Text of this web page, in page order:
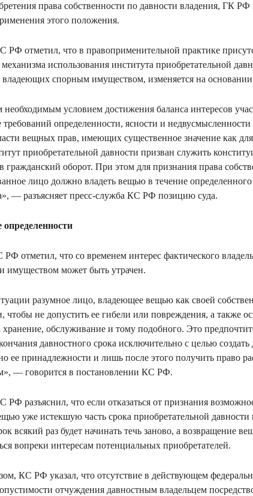
права собственности по давности владения, ГК РФ
этого положения.
РФ отметил, что в правоприменительной практике
использования института приобретательной
владеющих спорным имуществом, изменяется на основании
условием достижения баланса интересов
определенности, ясности и
вещных прав, имеющих существенное значение как
приобретательной давности призван служить
гражданский оборот. При этом для признания права
лицо должно владеть вещью в течение
— разъясняет пресс-служба КС РФ позицию суда.
определенности
РФ отметил, что со временем интерес фактического
имуществом может быть утрачен.
разумное лицо, владеющее вещью как своей
чтобы не допустить ее гибели или повреждения, а также
хранение, обслуживание и тому подобного. Это
давностного срока исключительно с целью создать
ее принадлежности и лишь после этого получить право
— говорится в постановлении КС РФ.
разъяснил, что если отказаться от признания
уже истекшую часть срока приобретательной давности
всякий раз будет начинать течь заново, а возвращение
вопреки интересам потенциальных приобретателей.
КС РФ указал, что отсутствие в действующем
отчуждения давностным владельцем